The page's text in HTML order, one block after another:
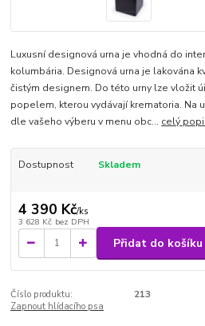
Luxusní designová urna je vhodná do
kolumbária. Designová urna je lakována
čistým designem. Do této urny lze vložit
popelem, kterou vydávají krematoria. Na
dle vašeho výberu v menu obc... celý
Dostupnost Skladem
4 390 Kč/ks
3 628 Kč bez DPH
Přidat do košíku
Číslo produktu:
213
Zapnout hlídacího psa